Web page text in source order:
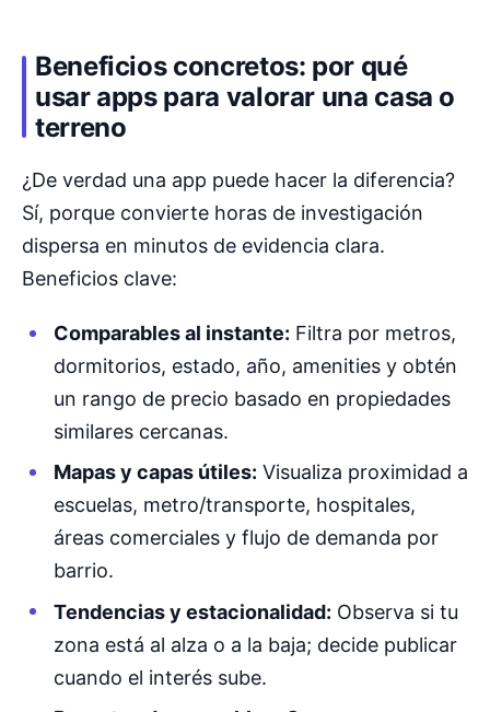
Beneficios concretos: por qué
usar apps para valorar una casa o
terreno
¿De verdad una app puede hacer la diferencia?
Sí, porque convierte horas de investigación
dispersa en minutos de evidencia clara.
Beneficios clave:
Comparables al instante: Filtra por metros,
dormitorios, estado, año, amenities y obtén
un rango de precio basado en propiedades
similares cercanas.
Mapas y capas útiles: Visualiza proximidad a
escuelas, metro/transporte, hospitales,
áreas comerciales y flujo de demanda por
barrio.
Tendencias y estacionalidad: Observa si tu
zona está al alza o a la baja; decide publicar
cuando el interés sube.